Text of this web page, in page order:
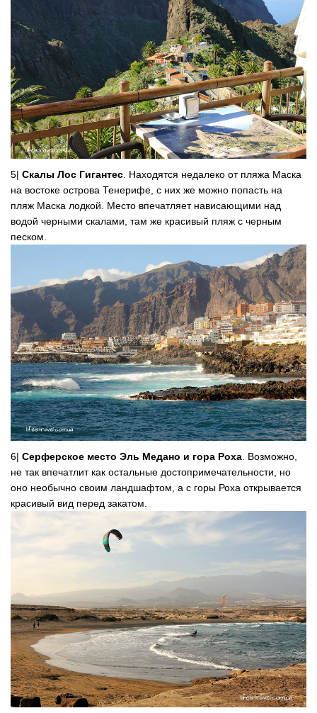
5| Скалы Лос Гигантес . Находятся недалеко от пляжа Маска
на востоке острова Тенерифе, с них же можно попасть на
пляж Маска лодкой. Место впечатляет нависающими над
водой черными скалами, там же красивый пляж с черным
песком.
6| Серферское место Эль Медано и гора Роха . Возможно,
не так впечатлит как остальные достопримечательности, но
оно необычно своим ландшафтом, а с горы Роха открывается
красивый вид перед закатом.